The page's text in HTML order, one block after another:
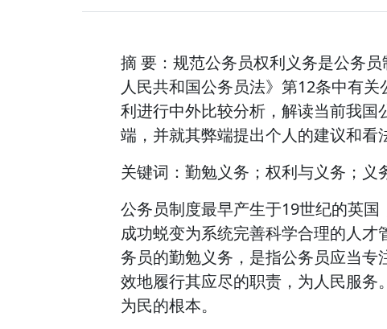
摘 要：规范公务员权利义务是公务
人民共和国公务员法》第12条中有
利进行中外比较分析，解读当前我
端，并就其弊端提出个人的建议和看
关键词：勤勉义务；权利与义务；义
公务员制度最早产生于19世纪的英
成功蜕变为系统完善科学合理的人
务员的勤勉义务，是指公务员应当
效地履行其应尽的职责，为人民服
为民的根本。